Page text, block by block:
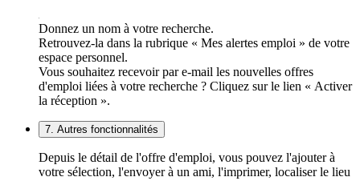
Donnez un nom à votre recherche.
Retrouvez-la dans la rubrique « Mes alertes emploi » de votre
espace personnel.
Vous souhaitez recevoir par e-mail les nouvelles offres
d'emploi liées à votre recherche ? Cliquez sur le lien « Activer
la réception ».
7. Autres fonctionnalités
Depuis le détail de l'offre d'emploi, vous pouvez l'ajouter à
votre sélection, l'envoyer à un ami, l'imprimer, localiser le lieu